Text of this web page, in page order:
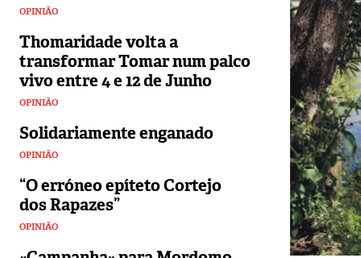
OPINIÃO
Thomaridade volta a
transformar Tomar num palco
vivo entre 4 e 12 de Junho
OPINIÃO
Solidariamente enganado
OPINIÃO
“O erróneo epíteto Cortejo
dos Rapazes”
OPINIÃO